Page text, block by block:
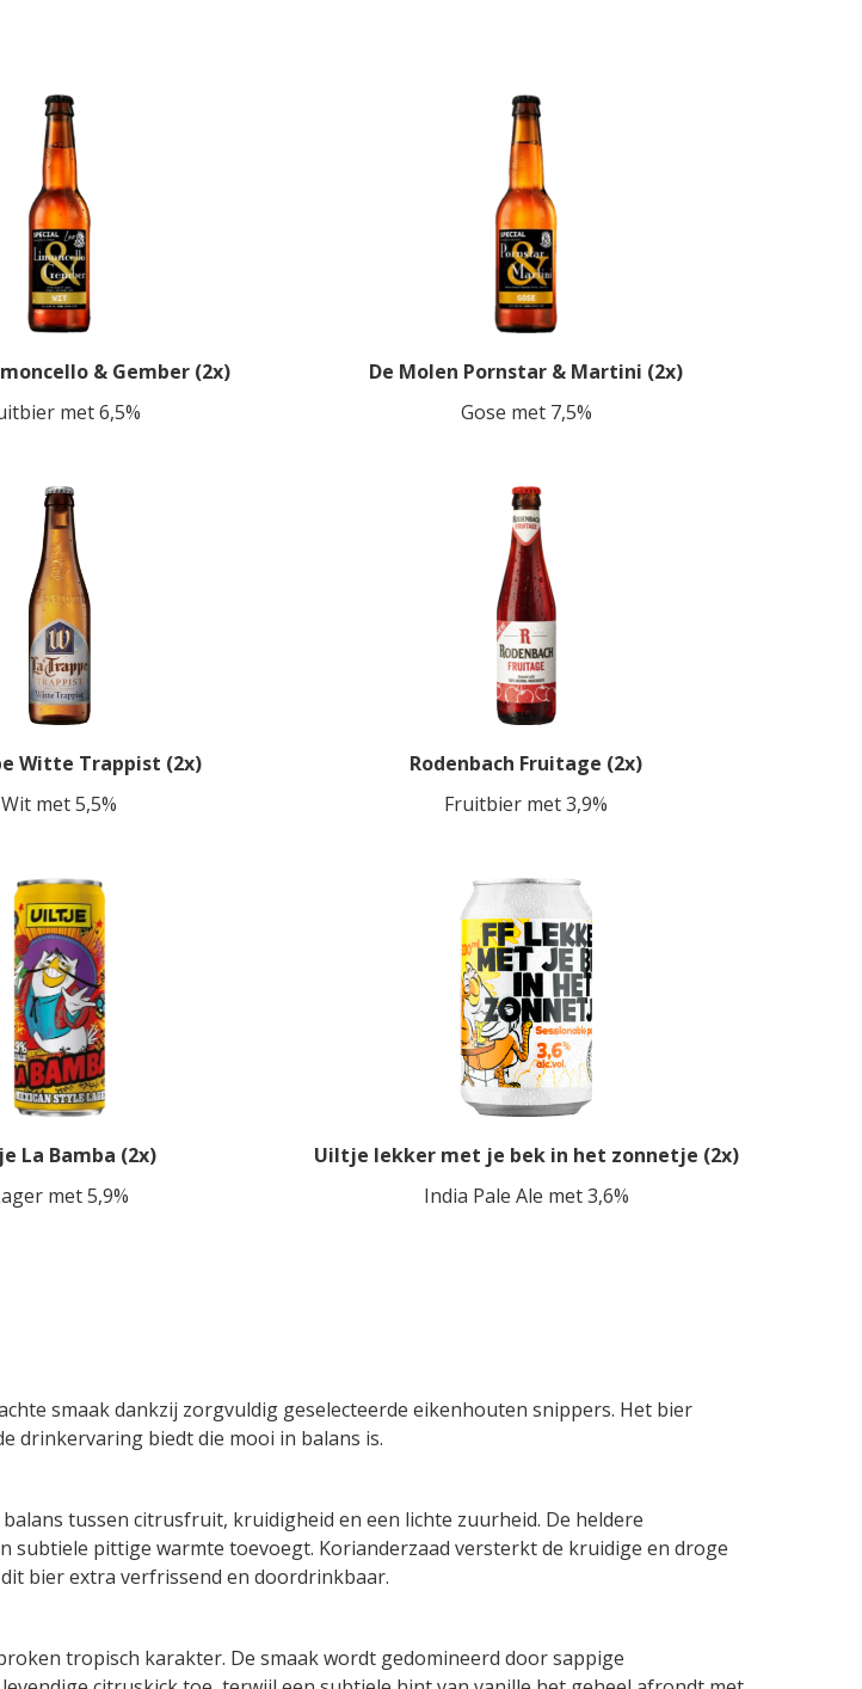
& Gember (2x)
met 6,5%
De Molen Pornstar & Martini (2x)
Gose met 7,5%
Witte Trappist (2x)
Wit met 5,5%
Rodenbach Fruitage (2x)
Fruitbier met 3,9%
La Bamba (2x)
met 5,9%
Uiltje lekker met je bek in het zonnetje (2x)
India Pale Ale met 3,6%
smaak dankzij zorgvuldig geselecteerde eikenhouten snippers. Het bier
drinkervaring biedt die mooi in balans is.
tussen citrusfruit, kruidigheid en een lichte zuurheid. De heldere
pittige warmte toevoegt. Korianderzaad versterkt de kruidige en droge
bier extra verfrissend en doordrinkbaar.
tropisch karakter. De smaak wordt gedomineerd door sappige